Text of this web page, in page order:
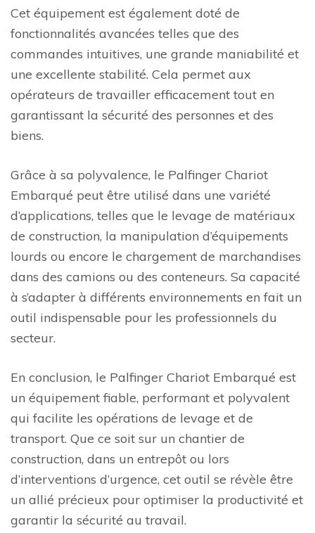
Cet équipement est également doté de
fonctionnalités avancées telles que des
commandes intuitives, une grande maniabilité et
une excellente stabilité. Cela permet aux
opérateurs de travailler efficacement tout en
garantissant la sécurité des personnes et des
biens.
Grâce à sa polyvalence, le Palfinger Chariot
Embarqué peut être utilisé dans une variété
d’applications, telles que le levage de matériaux
de construction, la manipulation d’équipements
lourds ou encore le chargement de marchandises
dans des camions ou des conteneurs. Sa capacité
à s’adapter à différents environnements en fait un
outil indispensable pour les professionnels du
secteur.
En conclusion, le Palfinger Chariot Embarqué est
un équipement fiable, performant et polyvalent
qui facilite les opérations de levage et de
transport. Que ce soit sur un chantier de
construction, dans un entrepôt ou lors
d’interventions d’urgence, cet outil se révèle être
un allié précieux pour optimiser la productivité et
garantir la sécurité au travail.